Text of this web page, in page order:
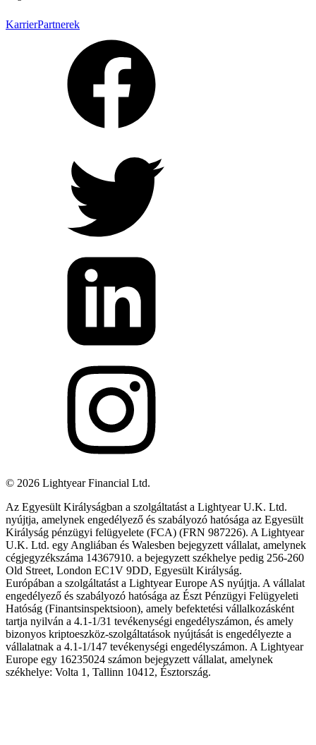
KarrierPartnerek
© 2026 Lightyear Financial Ltd.
Az Egyesült Királyságban a szolgáltatást a Lightyear U.K. Ltd.
nyújtja, amelynek engedélyező és szabályozó hatósága az Egyesült
Királyság pénzügyi felügyelete (FCA) (FRN 987226). A Lightyear
U.K. Ltd. egy Angliában és Walesben bejegyzett vállalat, amelynek
cégjegyzékszáma 14367910. a bejegyzett székhelye pedig 256-260
Old Street, London EC1V 9DD, Egyesült Királyság.
Európában a szolgáltatást a Lightyear Europe AS nyújtja. A vállalat
engedélyező és szabályozó hatósága az Észt Pénzügyi Felügyeleti
Hatóság (Finantsinspektsioon), amely befektetési vállalkozásként
tartja nyilván a 4.1-1/31 tevékenységi engedélyszámon, és amely
bizonyos kriptoeszköz-szolgáltatások nyújtását is engedélyezte a
vállalatnak a 4.1-1/147 tevékenységi engedélyszámon. A Lightyear
Europe egy 16235024 számon bejegyzett vállalat, amelynek
székhelye: Volta 1, Tallinn 10412, Észtország.